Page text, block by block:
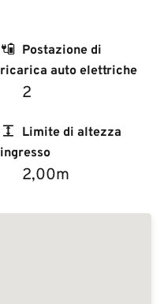
Postazione di
ricarica auto elettriche
2
Limite di altezza
ingresso
2,00m